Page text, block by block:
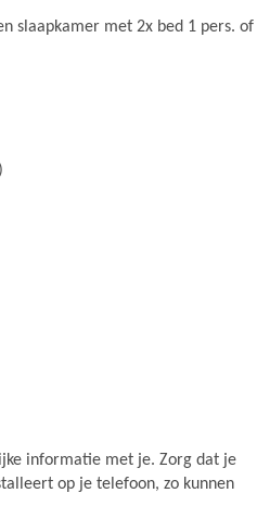
slaapkamer met 2x bed 1 pers. of
informatie met je. Zorg dat je
op je telefoon, zo kunnen